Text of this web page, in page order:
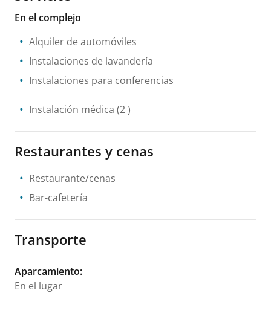
En el complejo
Alquiler de automóviles
Instalaciones de lavandería
Instalaciones para conferencias
Instalación médica (2 )
Restaurantes y cenas
Restaurante/cenas
Bar-cafetería
Transporte
Aparcamiento:
En el lugar